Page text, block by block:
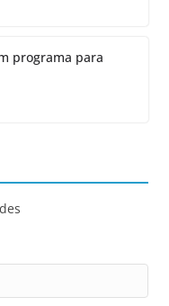
programa para